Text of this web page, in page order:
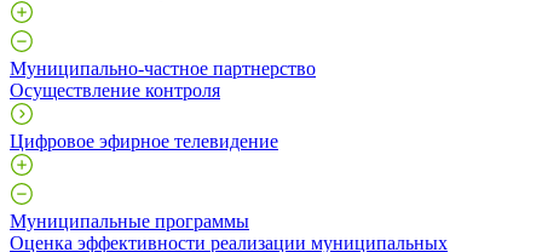
Муниципально-частное партнерство
Осуществление контроля
Цифровое эфирное телевидение
Муниципальные программы
Оценка эффективности реализации муниципальных